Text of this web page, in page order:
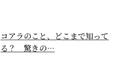
コアラのこと、どこまで知って
る？ 驚きの…